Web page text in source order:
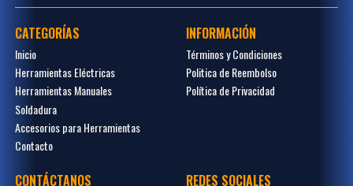
CATEGORÍAS
Inicio
Herramientas Eléctricas
Herramientas Manuales
Soldadura
Accesorios para Herramientas
Contacto
INFORMACIÓN
Términos y Condiciones
Politica de Reembolso
Política de Privacidad
CONTÁCTANOS REDES SOCIALES